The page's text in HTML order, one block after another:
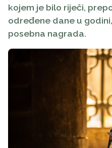
kojem je bilo riječi,
određene dane u
posebna nagrada.